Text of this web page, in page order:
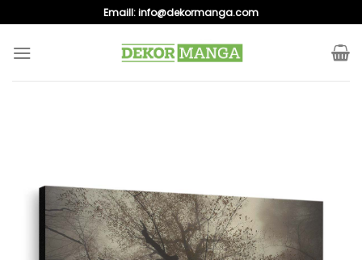
to
content
Emaill:info@dekormanga.com